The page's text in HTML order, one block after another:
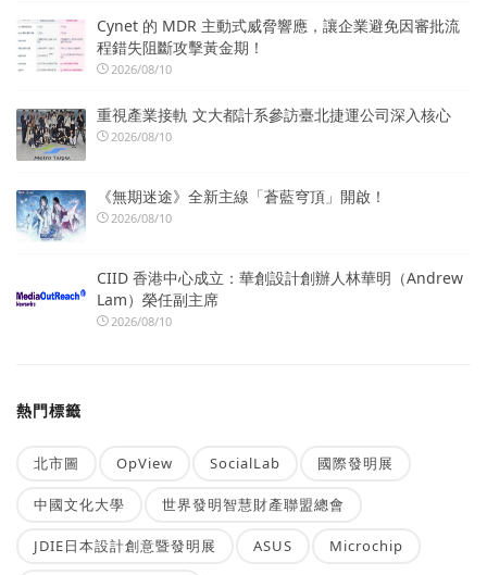
Cynet 的 MDR 主動式威脅響應，讓企業避免因審批流
程錯失阻斷攻擊黃金期！
2026/08/10
重視產業接軌 文大都計系參訪臺北捷運公司深入核心
2026/08/10
《無期迷途》全新主線「蒼藍穹頂」開啟！
2026/08/10
CIID 香港中心成立：華創設計創辦人林華明（Andrew
Lam）榮任副主席
2026/08/10
熱門標籤
北市圖 OpView SocialLab 國際發明展
中國文化大學 世界發明智慧財產聯盟總會
JDIE日本設計創意暨發明展 ASUS Microchip